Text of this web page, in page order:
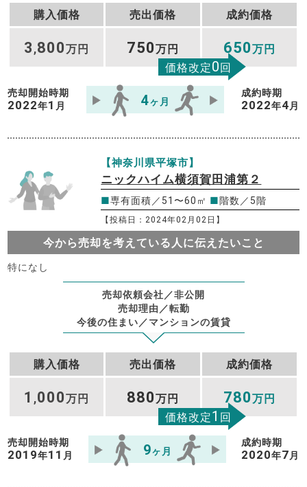
購入価格 売出価格 成約価格
3 ,800万円 750万円 650万円
価格改定0回
売却開始時期
2022年1 月 4ヶ月
成約時期
2022年4 月
【神奈川県平塚市】
ニックハイム横須賀田浦第２
■専有面積／51〜60㎡ ■階数／5階
【投稿日：2024年02月02日】
今から売却を考えている人に伝えたいこと
特になし
売却依頼会社／非公開
売却理由／転勤
今後の住まい／マンションの賃貸
購入価格 売出価格 成約価格
1 ,000万円 880万円 780万円
価格改定1 回
売却開始時期
2019年11 月 9ヶ月
成約時期
2020年7 月